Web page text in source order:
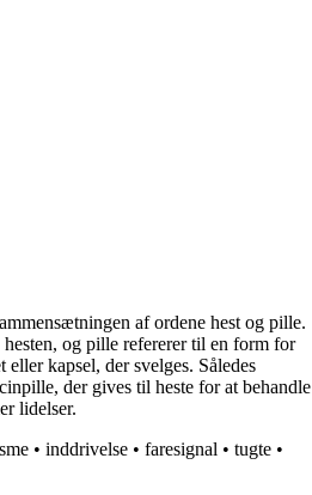
af ordene hest og pille.
og pille refererer til en form for
kapsel, der svelges. Således
der gives til heste for at behandle
lidelser.
• inddrivelse • faresignal • tugte •